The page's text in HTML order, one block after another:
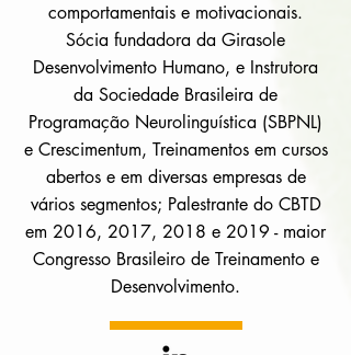
comportamentais e motivacionais.
Sócia fundadora da Girasole
Desenvolvimento Humano, e Instrutora
da Sociedade Brasileira de
Programação Neurolinguística (SBPNL)
e Crescimentum, Treinamentos em cursos
abertos e em diversas empresas de
vários segmentos; Palestrante do CBTD
em 2016, 2017, 2018 e 2019 - maior
Congresso Brasileiro de Treinamento e
Desenvolvimento.